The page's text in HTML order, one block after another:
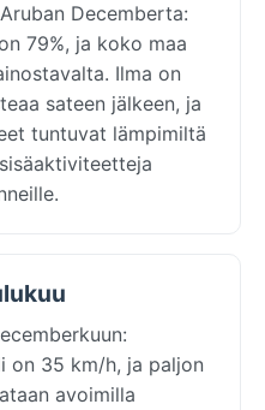
Decemberta:
79%, ja koko maa
Ilma on
sateen jälkeen, ja
tuntuvat lämpimiltä
on 35 km/h, ja paljon
avoimilla